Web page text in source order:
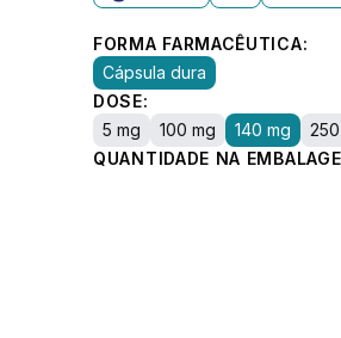
FORMA FARMACÊUTICA:
Cápsula dura
DOSE:
5 mg
100 mg 140 mg
QUANTIDADE NA